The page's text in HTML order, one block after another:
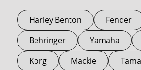
Harley Benton
Fender
Behringer
Yamaha
Korg
Mackie Tama